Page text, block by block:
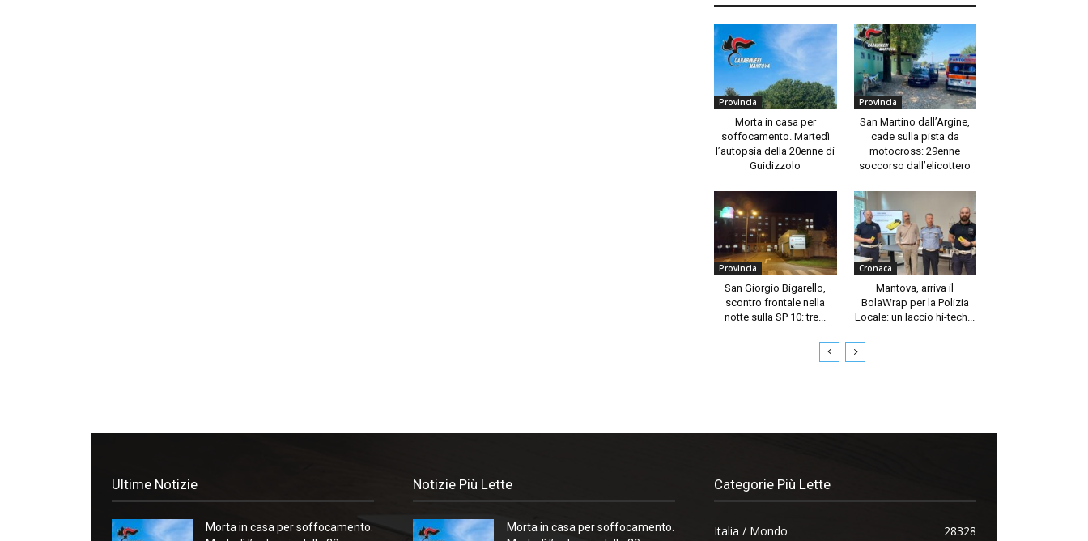
Provincia
Morta in casa per
soffocamento. Martedì
l’autopsia della 20enne di
Guidizzolo
Provincia
San Martino dall’Argine,
cade sulla pista da
motocross: 29enne
soccorso dall’elicottero
Provincia
San Giorgio Bigarello,
scontro frontale nella
notte sulla SP 10: tre...
Cronaca
Mantova, arriva il
BolaWrap per la Polizia
Locale: un laccio hi-tech...
Ultime Notizie
Morta in casa per soffocamento.
Notizie Più Lette
Morta in casa per soffocamento.
Categorie Più Lette
Italia / Mondo 28328